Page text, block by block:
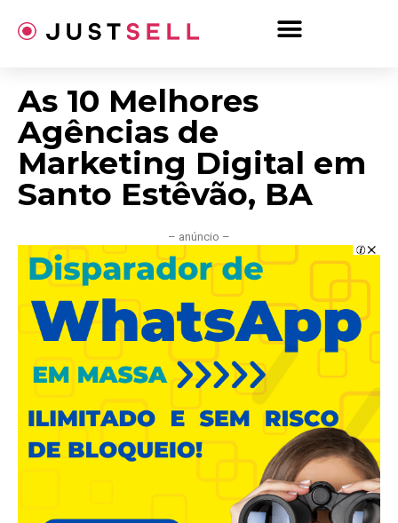
para
As 10 Melhores
Agências de
Marketing Digital em
Santo Estêvão, BA
– anúncio –